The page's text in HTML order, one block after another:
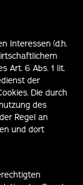
Interessen (d.h.
Art. 6 Abs. 1 lit.
der
Die durch
des
Regel an
und dort